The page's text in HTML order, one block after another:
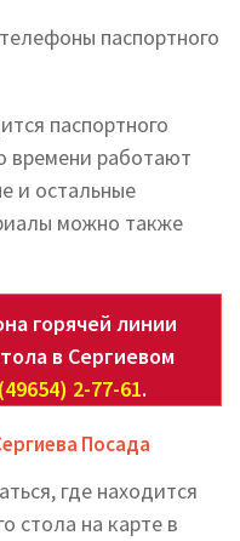
паспортного
паспортного
времени работают
и остальные
можно также
горячей линии
в Сергиевом
2-77-61.
Посада
где находится
стола на карте в